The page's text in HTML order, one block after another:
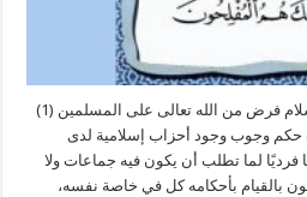
إقامة أحزاب سياسية مبدؤها الإسلام فرض من الله تعالى على المسلمين (1)
حكم وجوب وجود أحزاب إسلامية لدى
فرديًا لما تطلب أن يكون فيه جماعات ولا
بالقيام بأحكامه كل في خاصة نفسه،